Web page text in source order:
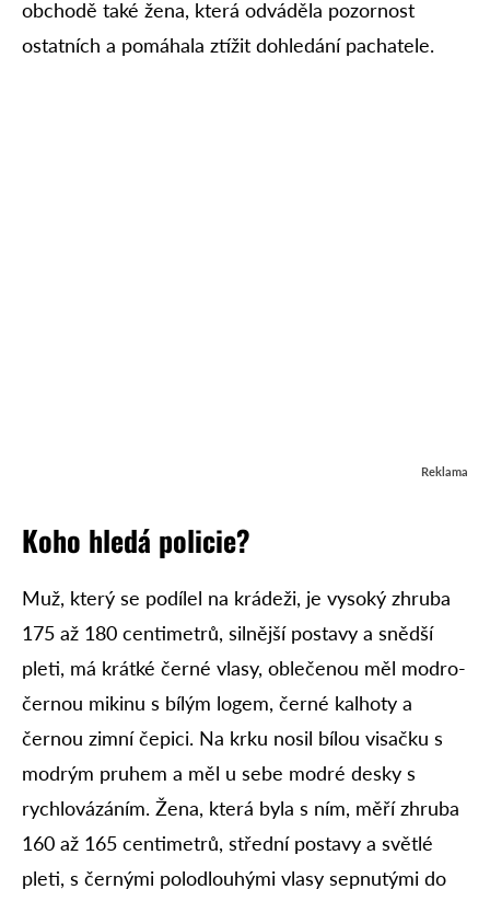
obchodě také žena, která odváděla pozornost
ostatních a pomáhala ztížit dohledání pachatele.
Reklama
Koho hledá policie?
Muž, který se podílel na krádeži, je vysoký zhruba
175 až 180 centimetrů, silnější postavy a snědší
pleti, má krátké černé vlasy, oblečenou měl modro-
černou mikinu s bílým logem, černé kalhoty a
černou zimní čepici. Na krku nosil bílou visačku s
modrým pruhem a měl u sebe modré desky s
rychlovázáním. Žena, která byla s ním, měří zhruba
160 až 165 centimetrů, střední postavy a světlé
pleti, s černými polodlouhými vlasy sepnutými do